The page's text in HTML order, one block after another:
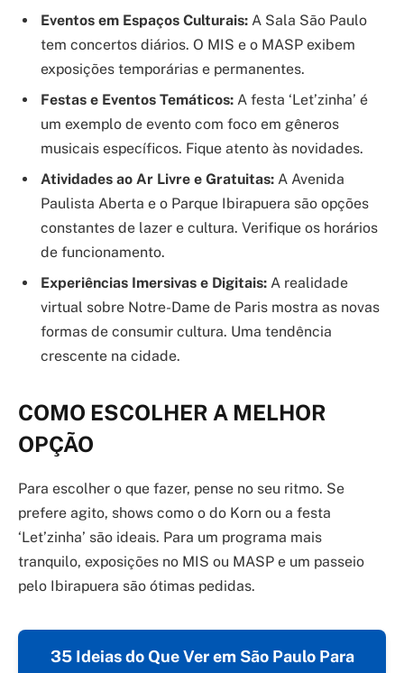
Eventos em Espaços Culturais: A Sala São Paulo
tem concertos diários. O MIS e o MASP exibem
exposições temporárias e permanentes.
Festas e Eventos Temáticos: A festa ‘Let’zinha’ é
um exemplo de evento com foco em gêneros
musicais específicos. Fique atento às novidades.
Atividades ao Ar Livre e Gratuitas: A Avenida
Paulista Aberta e o Parque Ibirapuera são opções
constantes de lazer e cultura. Verifique os horários
de funcionamento.
Experiências Imersivas e Digitais: A realidade
virtual sobre Notre-Dame de Paris mostra as novas
formas de consumir cultura. Uma tendência
crescente na cidade.
COMO ESCOLHER A MELHOR
OPÇÃO
Para escolher o que fazer, pense no seu ritmo. Se
prefere agito, shows como o do Korn ou a festa
‘Let’zinha’ são ideais. Para um programa mais
tranquilo, exposições no MIS ou MASP e um passeio
pelo Ibirapuera são ótimas pedidas.
35 Ideias do Que Ver em São Paulo Para